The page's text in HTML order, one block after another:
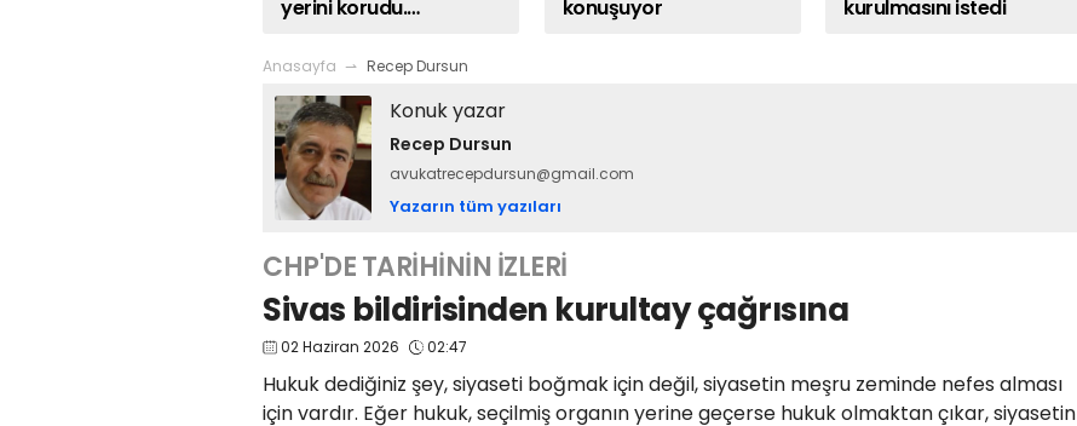
yerini korudu.
konuşuyor
kurulmasını istedi
Anasayfa Recep Dursun
Konuk yazar
Recep Dursun
avukatrecepdursun@gmail.com
Yazarın tüm yazıları
CHP'DE TARİHİNİN İZLERİ
Sivas bildirisinden kurultay çağrısına
02 Haziran 2026 02:47
Hukuk dediğiniz şey, siyaseti boğmak için değil, siyasetin meşru zeminde nefes alması
için vardır. Eğer hukuk, seçilmiş organın yerine geçerse hukuk olmaktan çıkar, siyasetin